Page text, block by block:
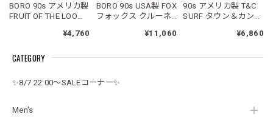
CATEGORY
✨8/7 22:00～SALEコーナー✨
Men's
BORO 90s アメリカ製
FRUIT OF THE LOOM
ム BEST Tシャツ 両面
ラスト ニューヨーク
ヴィンテージ ビンテ
ージ 古着 メンズ XL
¥4,760
BORO 90s USA製 FOX
フォックス クルーネ
インズボディ スカル
グランジ アート ダメ
USED ヴィンテージ
ビンテージ 古着 メン
¥11,060
90s アメリカ製 T&C
SURF タウン＆カント
ャツ クルーネック ブ
ハート バックプリン
¥6,860